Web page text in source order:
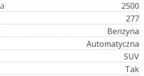
a
2500
277
Benzyna
Automatyczna
SUV
Tak